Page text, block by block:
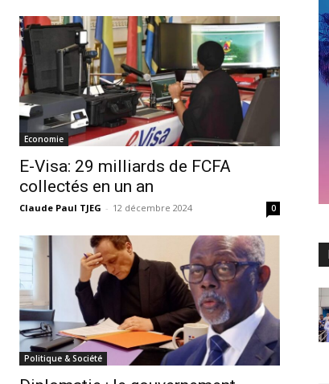
Economie
E-Visa: 29 milliards de FCFA
collectés en un an
Claude Paul TJEG - 12 décembre 2024 0
Politique & Société